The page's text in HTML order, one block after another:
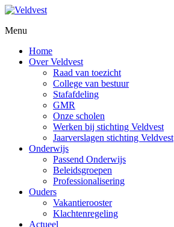
Menu
Home
Over Veldvest
Raad van toezicht
College van bestuur
Stafafdeling
GMR
Onze scholen
Werken bij stichting Veldvest
Jaarverslagen stichting Veldvest
Onderwijs
Passend Onderwijs
Beleidsgroepen
Professionalisering
Ouders
Vakantierooster
Klachtenregeling
Actueel